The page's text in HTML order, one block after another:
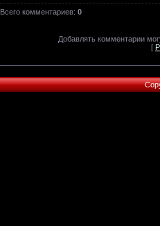
Всего комментариев: 0
Добавлять комментарии
[